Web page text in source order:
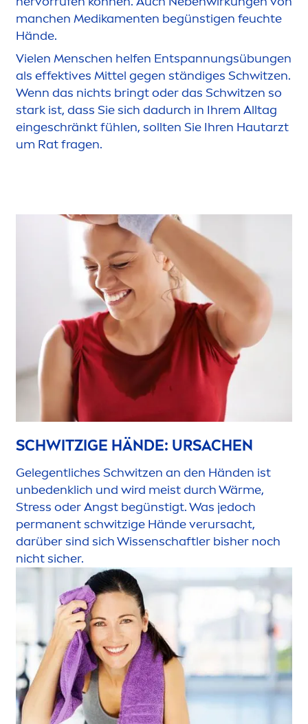
manchen Medikamenten begünstigen feuchte
Hände.
Vielen Menschen helfen Entspannungsübungen
als effektives Mittel gegen ständiges Schwitzen.
Wenn das nichts bringt oder das Schwitzen so
stark ist, dass Sie sich dadurch in Ihrem Alltag
eingeschränkt fühlen, sollten Sie Ihren Hautarzt
um Rat fragen.
SCHWITZIGE HÄNDE: URSACHEN
Gelegentliches Schwitzen an den Händen ist
unbedenklich und wird meist durch Wärme,
Stress oder Angst begünstigt. Was jedoch
permanent schwitzige Hände verursacht,
darüber sind sich Wissenschaftler bisher noch
nicht sicher.